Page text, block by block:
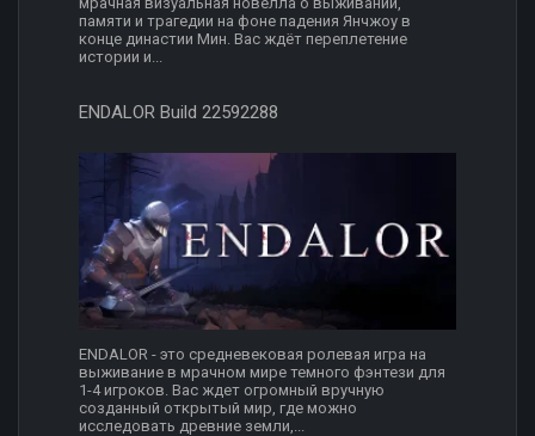
памяти и трагедии на фоне падения Янчжоу в
конце династии Мин. Вас ждёт переплетение
истории и...
ENDALOR Build 22592288
ENDALOR - это средневековая ролевая игра на
выживание в мрачном мире темного фэнтези для
1-4 игроков. Вас ждет огромный вручную
созданный открытый мир, где можно
исследовать древние земли,...